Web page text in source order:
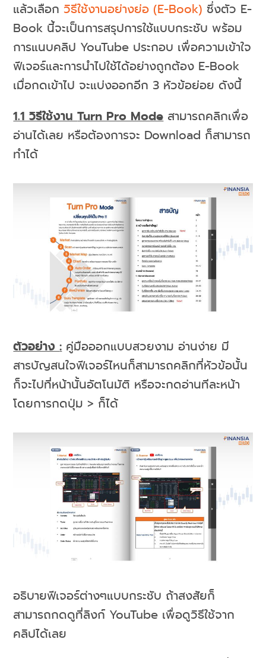
แล้วเลือก วิธีใช้งานอย่างย่อ (E-Book) ซึ่งตัว E-
Book นี้จะเป็นการสรุปการใช้แบบกระชับ พร้อม
การแนบคลิป YouTube ประกอบ เพื่อความเข้าใจ
ฟีเจอร์และการนำไปใช้ได้อย่างถูกต้อง E-Book
เมื่อกดเข้าไป จะแบ่งออกอีก 3 หัวข้อย่อย ดังนี้
1.1 วิธีใช้งานTurn Pro Modeสามารถคลิกเพื่อ
อ่านได้เลย หรือต้องการจะ Download ก็สามารถ
ทำได้
ตัวอย่าง:คู่มือออกแบบสวยงาม อ่านง่าย มี
สารบัญสนใจฟีเจอร์ไหนก็สามารถคลิกที่หัวข้อนั้น
ก็จะไปที่หน้านั้นอัตโนมัติ หรือจะกดอ่านทีละหน้า
โดยการกดปุ่ม > ก็ได้
อธิบายฟีเจอร์ต่างๆแบบกระชับ ถ้าสงสัยก็
สามารถกดดูที่ลิงก์ YouTube เพื่อดูวิธีใช้จาก
คลิปได้เลย